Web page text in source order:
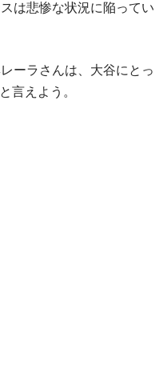
は悲惨な状況に陥ってい
ーラさんは、大谷にとっ
言えよう。